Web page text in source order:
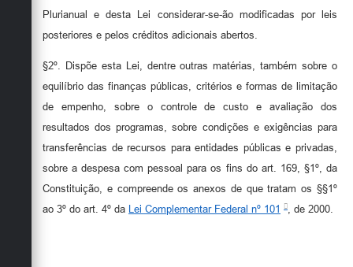
Plurianual e desta Lei considerar-se-ão modificadas por leis
posteriores e pelos créditos adicionais abertos.
§2º. Dispõe esta Lei, dentre outras matérias, também sobre o
equilíbrio das finanças públicas, critérios e formas de limitação
de empenho, sobre o controle de custo e avaliação dos
resultados dos programas, sobre condições e exigências para
transferências de recursos para entidades públicas e privadas,
sobre a despesa com pessoal para os fins do art. 169, §1º, da
Constituição, e compreende os anexos de que tratam os §§1º
ao 3º do art. 4º da Lei Complementar Federal nº 101 , de 2000.